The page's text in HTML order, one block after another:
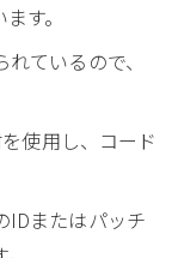
す。
ているので、
使用し、コード
IDまたはパッチ